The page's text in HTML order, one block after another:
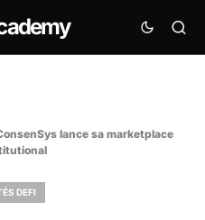
lance sa marketplace
DEFI